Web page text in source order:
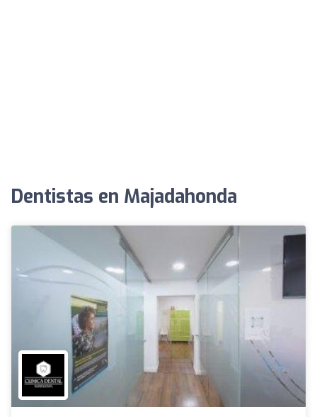
Dentistas en Majadahonda